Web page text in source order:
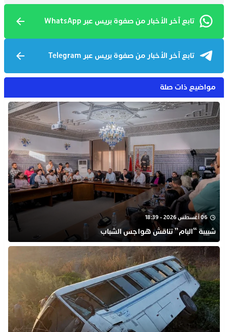
تابع آخر الأخبار من صفوة بريس عبر WhatsApp
تابع آخر الأخبار من صفوة بريس عبر Telegram
مواضيع ذات صلة
06 أغسطس 2026 - 18:39
شبيبة “البام” تناقش هواجس الشباب